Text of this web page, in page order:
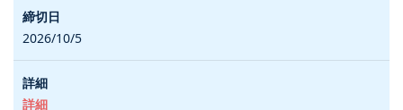
2026/10/5
詳細